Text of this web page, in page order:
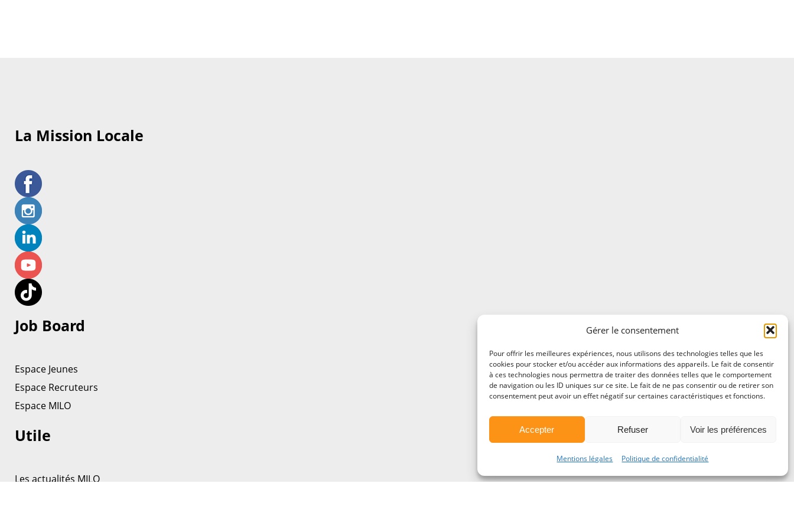
Gérer le consentement
Pour offrir les meilleures expériences, nous utilisons des technologies telles que les
cookies pour stocker et/ou accéder aux informations des appareils. Le fait de consentir
à ces technologies nous permettra de traiter des données telles que le comportement
de navigation ou les ID uniques sur ce site. Le fait de ne pas consentir ou de retirer son
consentement peut avoir un effet négatif sur certaines caractéristiques et fonctions.
Accepter Refuser Voir les préférences
Mentions légales Politique de confidentialité
La Mission Locale
Job Board
Espace Jeunes
Espace Recruteurs
Espace MILO
Utile
Les actualités MILO